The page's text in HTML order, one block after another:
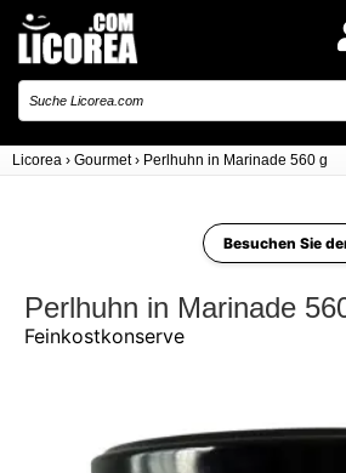
Licorea › Gourmet› Perlhuhn in Marinade 560 g
Besuchen Sie
Perlhuhn in Marinade
Feinkostkonserve